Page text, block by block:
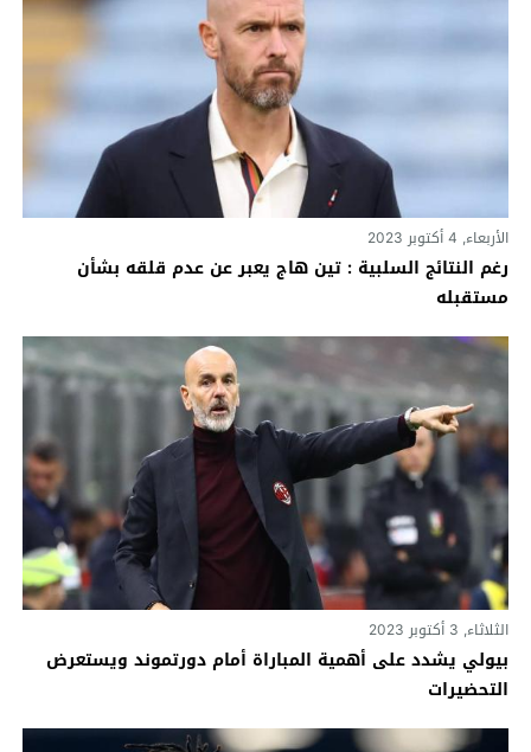
الأربعاء, 4 أكتوبر 2023
رغم النتائج السلبية : تين هاج يعبر عن عدم قلقه بشأن
مستقبله
الثلاثاء, 3 أكتوبر 2023
بيولي يشدد على أهمية المباراة أمام دورتموند ويستعرض
التحضيرات